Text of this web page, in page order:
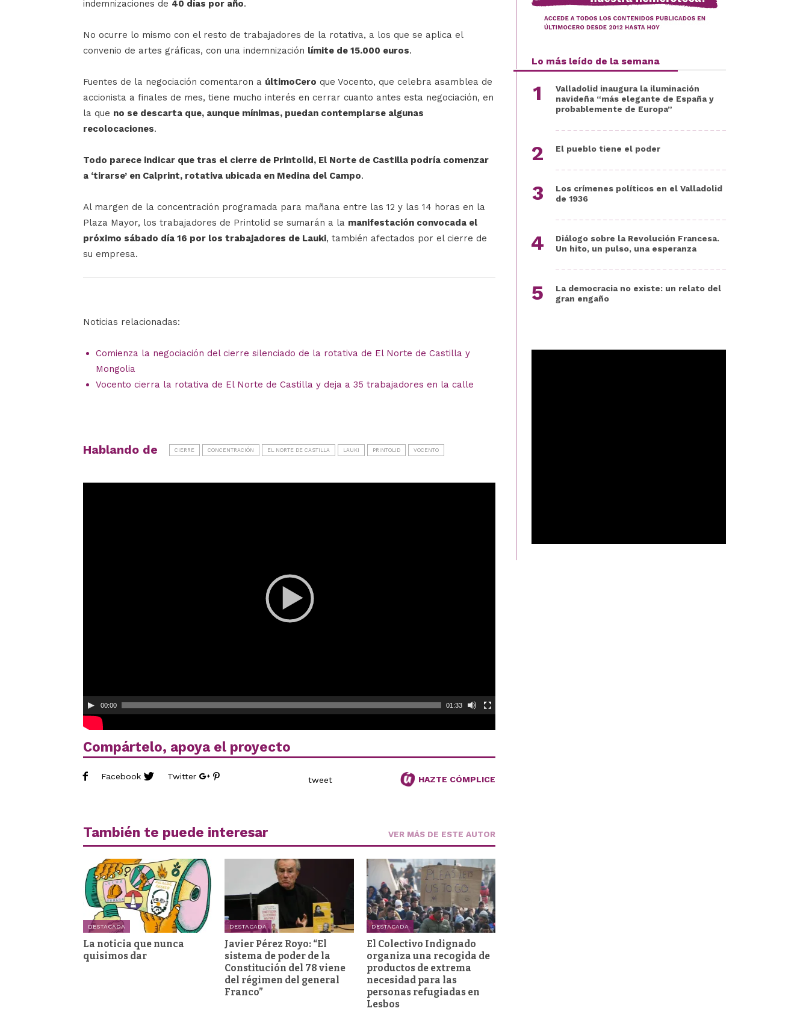
indemnizaciones de 40 días por año.
No ocurre lo mismo con el resto de trabajadores de la rotativa, a los que se aplica el
convenio de artes gráficas, con una indemnización límite de 15.000 euros.
Fuentes de la negociación comentaron a últimoCero que Vocento, que celebra asamblea de
accionista a finales de mes, tiene mucho interés en cerrar cuanto antes esta negociación, en
la que no se descarta que, aunque mínimas, puedan contemplarse algunas
recolocaciones.
Todo parece indicar que tras el cierre de Printolid, El Norte de Castilla podría comenzar
a ‘tirarse’ en Calprint, rotativa ubicada en Medina del Campo.
Al margen de la concentración programada para mañana entre las 12 y las 14 horas en la
Plaza Mayor, los trabajadores de Printolid se sumarán a la manifestación convocada el
próximo sábado día 16 por los trabajadores de Lauki, también afectados por el cierre de
su empresa.
Noticias relacionadas:
Comienza la negociación del cierre silenciado de la rotativa de El Norte de Castilla y
Mongolia
Vocento cierra la rotativa de El Norte de Castilla y deja a 35 trabajadores en la calle
Hablando de CIERRE CONCENTRACIÓN EL NORTE DE CASTILLA LAUKI PRINTOLID VOCENTO
00:00 01:33
Compártelo, apoya el proyecto
Facebook Twitter tweet HAZTE CÓMPLICE
También te puede interesar VER MÁS DE ESTE AUTOR
DESTACADA
La noticia que nunca
quisimos dar
DESTACADA
Javier Pérez Royo: “El
sistema de poder de la
Constitución del 78 viene
del régimen del general
Franco”
DESTACADA
El Colectivo Indignado
organiza una recogida de
productos de extrema
necesidad para las
personas refugiadas en
Lesbos
Lo más leído de la semana
Valladolid inaugura la iluminación
navideña “más elegante de España y
probablemente de Europa”
El pueblo tiene el poder
Los crímenes políticos en el Valladolid
de 1936
Diálogo sobre la Revolución Francesa.
Un hito, un pulso, una esperanza
La democracia no existe: un relato del
gran engaño